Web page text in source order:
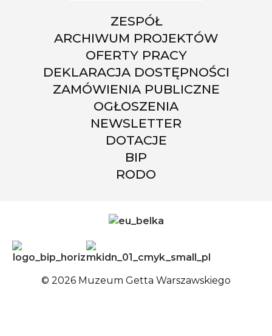
ZESPÓŁ
ARCHIWUM PROJEKTÓW
OFERTY PRACY
DEKLARACJA DOSTĘPNOŚCI
ZAMÓWIENIA PUBLICZNE
OGŁOSZENIA
NEWSLETTER
DOTACJE
BIP
RODO
© 2026 Muzeum Getta Warszawskiego